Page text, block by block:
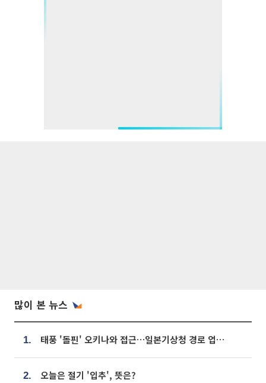
많이 본 뉴스
1. 태풍 '돌핀' 오키나와 접근…일본기상청 경로 업데이트
2. 오늘은 절기 '입추', 뜻은?